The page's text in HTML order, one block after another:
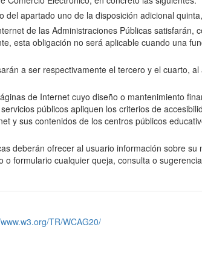
del apartado uno de la disposición adicional
de las Administraciones Públicas satisfarán,
esta obligación no será aplicable cuando una
a ser respectivamente el tercero y el cuarto,
de Internet cuyo diseño o mantenimiento
públicos apliquen los criterios de
y sus contenidos de los centros públicos
deberán ofrecer al usuario información sobre
formulario cualquier queja, consulta o
TR/WCAG20/